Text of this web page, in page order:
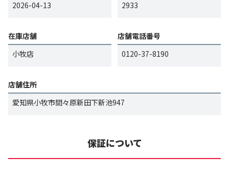
2026-04-13
2933
在庫店舗
小牧店
店舗電話番号
0120-37-8190
店舗住所
愛知県小牧市間々原新田下新池947
保証について